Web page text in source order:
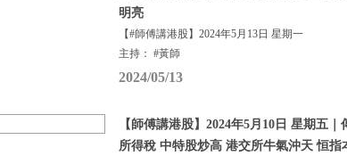
明亮
【#師傅講港股】2024年5月13日 星期一
主持： #黃師
2024/05/13
【師傅講港股】2024年5月10日 星期五
所得稅 中特股炒高 港交所牛氣沖天 恒